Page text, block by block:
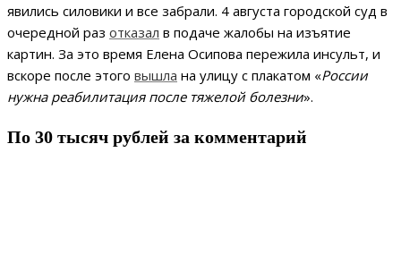
явились силовики и все забрали. 4 августа городской суд в
очередной раз отказал в подаче жалобы на изъятие
картин. За это время Елена Осипова пережила инсульт, и
вскоре после этого вышла на улицу с плакатом «России
нужна реабилитация после тяжелой болезни».
По 30 тысяч рублей за комментарий